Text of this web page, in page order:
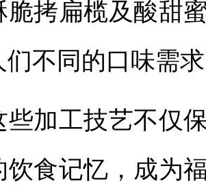
脆拷扁榄及酸甜
们不同的口味需
工技艺不仅保
饮食记忆，成为